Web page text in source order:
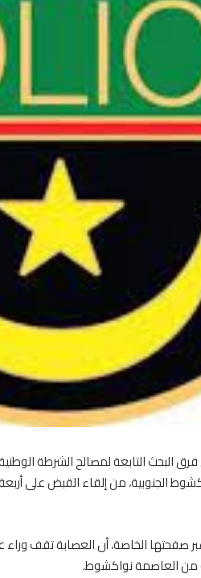
الجنوبية، من إلقاء القبض على
صفحتها الخاصة، أن العصابة تقف
من العاصمة نواكشوط.